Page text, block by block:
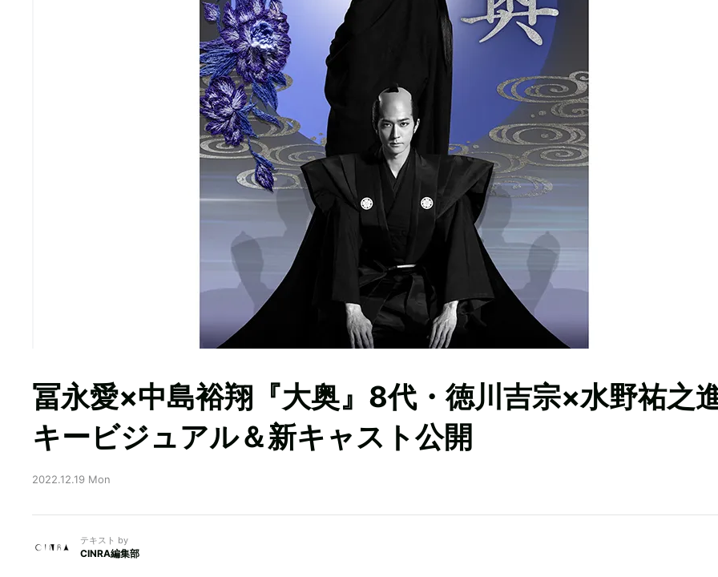
冨永愛×中島裕翔『大奥』8代・徳川吉宗×水野祐之
キービジュアル＆新キャスト公開
2022.12.19 Mon
テキスト by
CINRA編集部